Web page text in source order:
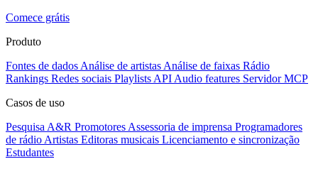
Comece grátis
Produto
Fontes de dados Análise de artistas Análise de faixas Rádio
Rankings Redes sociais Playlists API Audio features Servidor MCP
Casos de uso
Pesquisa A&R Promotores Assessoria de imprensa Programadores
de rádio Artistas Editoras musicais Licenciamento e sincronização
Estudantes